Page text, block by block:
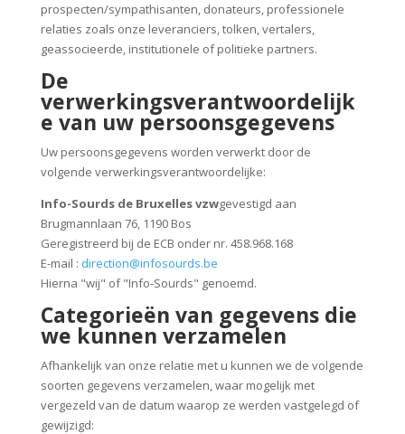
prospecten/sympathisanten, donateurs, professionele
relaties zoals onze leveranciers, tolken, vertalers,
geassocieerde, institutionele of politieke partners.
De
verwerkingsverantwoordelijk
e van uw persoonsgegevens
Uw persoonsgegevens worden verwerkt door de
volgende verwerkingsverantwoordelijke:
Info-Sourds de Bruxelles vzwgevestigd aan
Brugmannlaan 76, 1190 Bos
Geregistreerd bij de ECB onder nr. 458.968.168
E-mail : direction@infosourds.be
Hierna "wij" of "Info-Sourds" genoemd.
Categorieën van gegevens die
we kunnen verzamelen
Afhankelijk van onze relatie met u kunnen we de volgende
soorten gegevens verzamelen, waar mogelijk met
vergezeld van de datum waarop ze werden vastgelegd of
gewijzigd: